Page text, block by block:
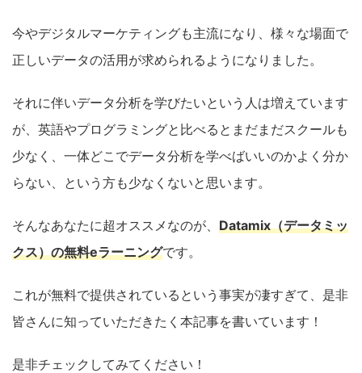
今やデジタルマーケティングも主流になり、様々な場面で
正しいデータの活用が求められるようになりました。
それに伴いデータ分析を学びたいという人は増えています
が、英語やプログラミングと比べるとまだまだスクールも
少なく、一体どこでデータ分析を学べばいいのかよく分か
らない、という方も少なくないと思います。
そんなあなたに超オススメなのが、 Datamix（データミッ
クス）の無料eラーニングです。
これが無料で提供されているという事実が凄すぎて、是非
皆さんに知っていただきたく本記事を書いています！
是非チェックしてみてください！